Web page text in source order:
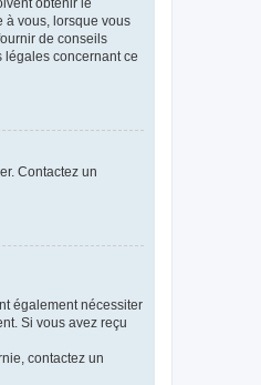
obtenir le
à vous, lorsque vous
de conseils
légales concernant ce
Contactez un
également nécessiter
Si vous avez reçu
contactez un